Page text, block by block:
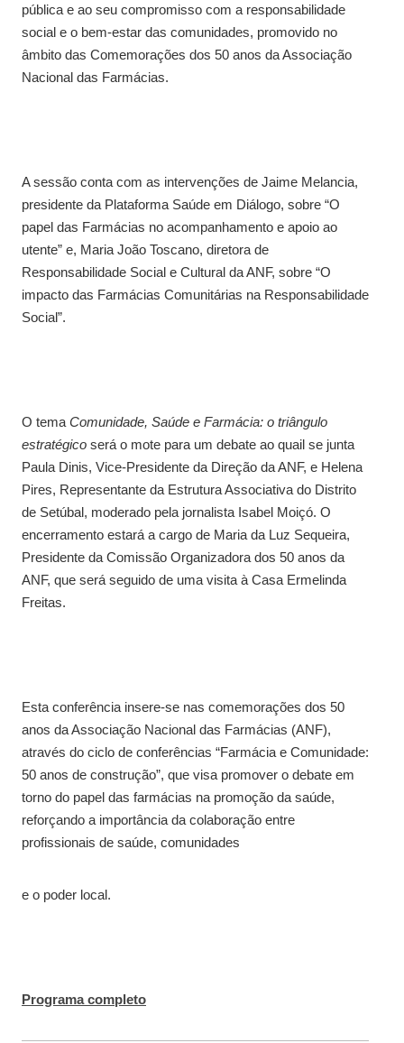
pública e ao seu compromisso com a responsabilidade
social e o bem-estar das comunidades, promovido no
âmbito das Comemorações dos 50 anos da Associação
Nacional das Farmácias.
A sessão conta com as intervenções de Jaime Melancia,
presidente da Plataforma Saúde em Diálogo, sobre “O
papel das Farmácias no acompanhamento e apoio ao
utente” e, Maria João Toscano, diretora de
Responsabilidade Social e Cultural da ANF, sobre “O
impacto das Farmácias Comunitárias na Responsabilidade
Social”.
O tema Comunidade, Saúde e Farmácia: o triângulo
estratégico será o mote para um debate ao quail se junta
Paula Dinis, Vice-Presidente da Direção da ANF, e Helena
Pires, Representante da Estrutura Associativa do Distrito
de Setúbal, moderado pela jornalista Isabel Moiçó. O
encerramento estará a cargo de Maria da Luz Sequeira,
Presidente da Comissão Organizadora dos 50 anos da
ANF, que será seguido de uma visita à Casa Ermelinda
Freitas.
Esta conferência insere-se nas comemorações dos 50
anos da Associação Nacional das Farmácias (ANF),
através do ciclo de conferências “Farmácia e Comunidade:
50 anos de construção”, que visa promover o debate em
torno do papel das farmácias na promoção da saúde,
reforçando a importância da colaboração entre
profissionais de saúde, comunidades
e o poder local.
Programa completo